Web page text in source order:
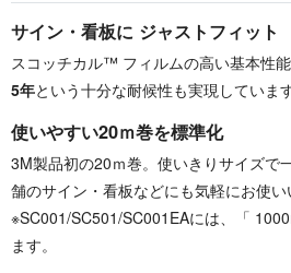
サイン・看板に ジャストフィット
スコッチカル™ フィルムの高い基本性能
5年という十分な耐候性も実現しています
使いやすい20ｍ巻を標準化
3M製品初の20ｍ巻。使いきりサイズで
舗のサイン・看板などにも気軽にお使い
※SC001/SC501/SC001EAには、「
ます。